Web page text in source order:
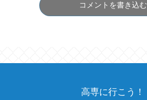
コメントを書き込む
高専に行こう！